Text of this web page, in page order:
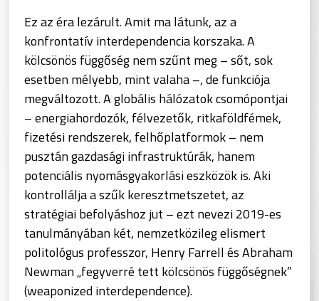
Ez az éra lezárult. Amit ma látunk, az a
konfrontatív interdependencia korszaka. A
kölcsönös függőség nem szűnt meg – sőt, sok
esetben mélyebb, mint valaha –, de funkciója
megváltozott. A globális hálózatok csomópontjai
– energiahordozók, félvezetők, ritkaföldfémek,
fizetési rendszerek, felhőplatformok – nem
pusztán gazdasági infrastruktúrák, hanem
potenciális nyomásgyakorlási eszközök is. Aki
kontrollálja a szűk keresztmetszetet, az
stratégiai befolyáshoz jut – ezt nevezi 2019-es
tanulmányában két, nemzetközileg elismert
politológus professzor, Henry Farrell és Abraham
Newman „fegyverré tett kölcsönös függőségnek”
(weaponized interdependence).